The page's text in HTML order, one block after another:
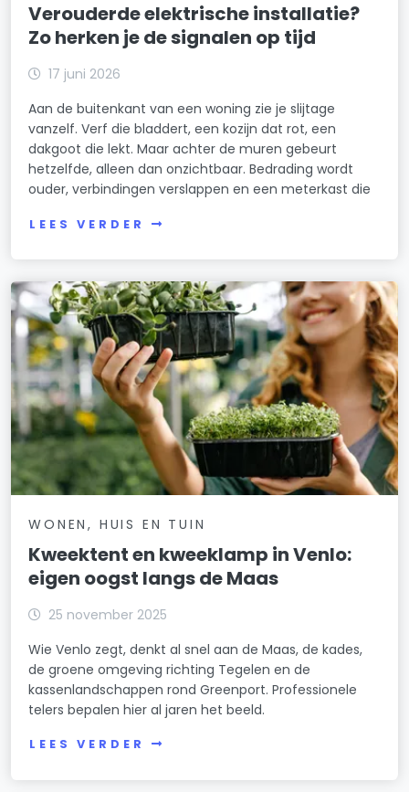
Verouderde elektrische installatie?
Zo herken je de signalen op tijd
17 juni 2026
Aan de buitenkant van een woning zie je slijtage
vanzelf. Verf die bladdert, een kozijn dat rot, een
dakgoot die lekt. Maar achter de muren gebeurt
hetzelfde, alleen dan onzichtbaar. Bedrading wordt
ouder, verbindingen verslappen en een meterkast die
LEES VERDER
WONEN, HUIS EN TUIN
Kweektent en kweeklamp in Venlo:
eigen oogst langs de Maas
25 november 2025
Wie Venlo zegt, denkt al snel aan de Maas, de kades,
de groene omgeving richting Tegelen en de
kassenlandschappen rond Greenport. Professionele
telers bepalen hier al jaren het beeld.
LEES VERDER